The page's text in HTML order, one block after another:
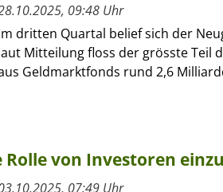
09:48 Uhr
dritten Quartal belief sich der
Mitteilung floss der grösste Teil
Geldmarktfonds rund 2,6
von Investoren
07:49 Uhr